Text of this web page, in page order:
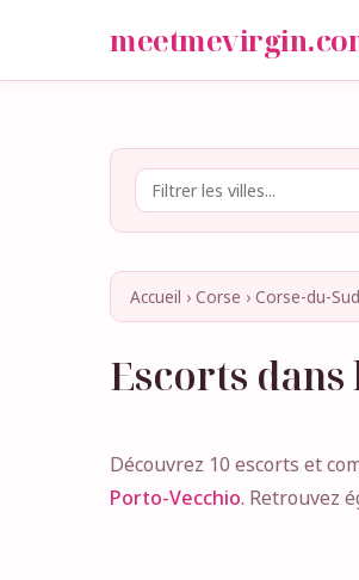
Accueil › Corse › Corse-du-
Escorts
Découvrez 10 escorts et
Porto-Vecchio. Retrouvez